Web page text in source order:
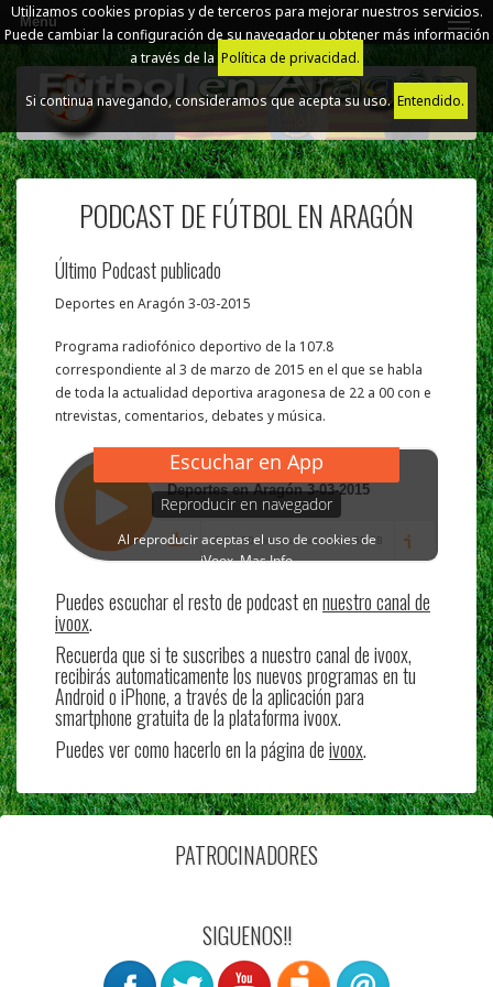
Utilizamos cookies propias y de terceros para mejorar nuestros servicios.
Puede cambiar la configuración de su navegador u obtener más información
a través de la Política de privacidad.
Si continua navegando, consideramos que acepta su uso.Entendido.
Menú
PODCAST DE FÚTBOL EN ARAGÓN
Último Podcast publicado
Deportes en Aragón 3-03-2015
Programa radiofónico deportivo de la 107.8
correspondiente al 3 de marzo de 2015 en el que se habla
de toda la actualidad deportiva aragonesa de 22 a 00 con e
ntrevistas, comentarios, debates y música.
Puedes escuchar el resto de podcast ennuestro canal de
ivoox.
Recuerda que si te suscribes a nuestro canal de ivoox,
recibirás automaticamente los nuevos programas en tu
Android o iPhone, a través de la aplicación para
smartphone gratuita de la plataforma ivoox.
Puedes ver como hacerlo en la página deivoox.
PATROCINADORES
SIGUENOS!!